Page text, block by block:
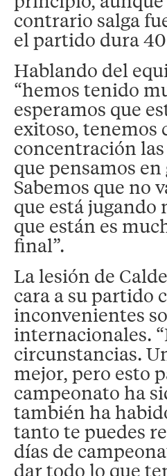
contrario salga
el partido dura
Hablando del
“hemos tenido
esperamos que
exitoso, tenemos
concentración
que pensamos
Sabemos que no
que está jugando
que están es
final”.
La lesión de
cara a su partido
inconvenientes
internacionales.
circunstancias.
mejor, pero esto
campeonato ha
también ha
tanto te puedes
días de
dar todo lo que